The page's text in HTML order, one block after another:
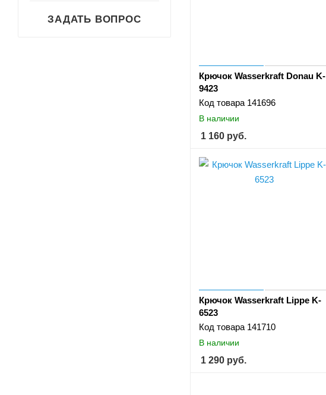
Крючок Wasserkraft Donau K-
9423
Код товара 141696
В наличии
1 160 руб.
Крючок Wasserkraft Lippe K-
6523
Код товара 141710
В наличии
1 290 руб.
ЗАДАТЬ ВОПРОС